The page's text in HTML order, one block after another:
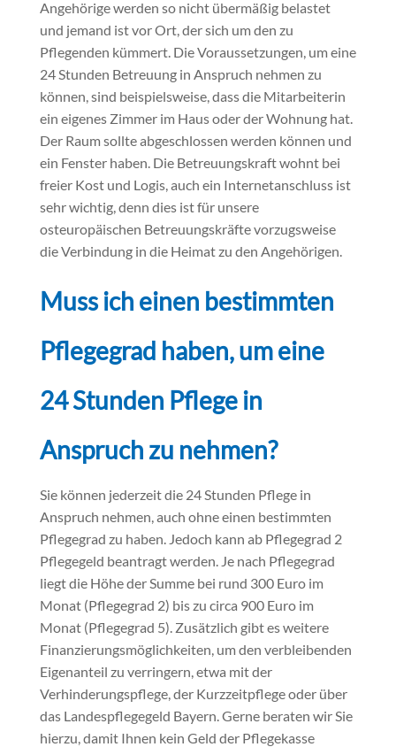
Angehörige werden so nicht übermäßig belastet
und jemand ist vor Ort, der sich um den zu
Pflegenden kümmert. Die Voraussetzungen, um eine
24 Stunden Betreuung in Anspruch nehmen zu
können, sind beispielsweise, dass die Mitarbeiterin
ein eigenes Zimmer im Haus oder der Wohnung hat.
Der Raum sollte abgeschlossen werden können und
ein Fenster haben. Die Betreuungskraft wohnt bei
freier Kost und Logis, auch ein Internetanschluss ist
sehr wichtig, denn dies ist für unsere
osteuropäischen Betreuungskräfte vorzugsweise
die Verbindung in die Heimat zu den Angehörigen.
Muss ich einen bestimmten
Pflegegrad haben, um eine
24 Stunden Pflege in
Anspruch zu nehmen?
Sie können jederzeit die 24 Stunden Pflege in
Anspruch nehmen, auch ohne einen bestimmten
Pflegegrad zu haben. Jedoch kann ab Pflegegrad 2
Pflegegeld beantragt werden. Je nach Pflegegrad
liegt die Höhe der Summe bei rund 300 Euro im
Monat (Pflegegrad 2) bis zu circa 900 Euro im
Monat (Pflegegrad 5). Zusätzlich gibt es weitere
Finanzierungsmöglichkeiten, um den verbleibenden
Eigenanteil zu verringern, etwa mit der
Verhinderungspflege, der Kurzzeitpflege oder über
das Landespflegegeld Bayern. Gerne beraten wir Sie
hierzu, damit Ihnen kein Geld der Pflegekasse